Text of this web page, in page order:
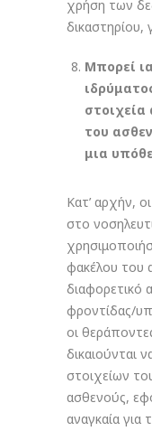
χρήση των
δικαστηρίου,
Μπορεί
του
μια
Κατ’ αρχήν,
στο
φακέλου του
διαφορετικό
φροντίδας/
οι
δικαιούνται
στοιχείων
ασθενούς,
αναγκαία για